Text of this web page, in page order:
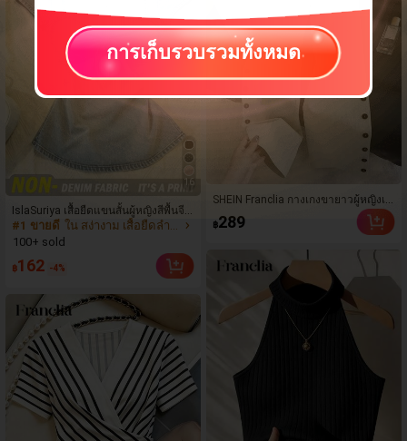
การเก็บรวบรวมทั้งหมด
16
IslaSuriya เสื้อยืดแขนสั้นผู้หญิงสีพื้นจีบ
แบบสบายๆอเนกประสงค์สำหรับใส่ประ
จำวัน
#1 ขายดี
ใน สง่างาม เสื้อยืดลำลองสำหรับใส่ทุกวัน
100+ sold
฿162 -4%
SHEIN Franclia กางเกงขายาวผู้หญิงเอ
วสูงขาบานแบบผูกข้างสำหรับต้นฤดูใบ
ไม้ร่วง สไตล์ลำลอง ดีไซน์ผูกข้างเอวสูง
งหลวมขาบานช่วยเสริมรูปร่างขา สไตล์
จีนอ่อนหวานสง่างาม เหมาะสำหรับใส่ไ
ปทำงานประจำวันและเดินทาง
฿289